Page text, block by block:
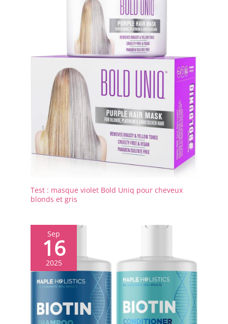
Test : masque violet Bold Uniq pour cheveux
blonds et gris
Sep
16
2025